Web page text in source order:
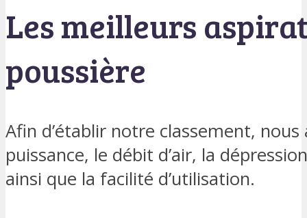
Les meilleurs
poussière
Afin d’établir notre classement,
puissance, le débit d’air, la
ainsi que la facilité d’utilisation.